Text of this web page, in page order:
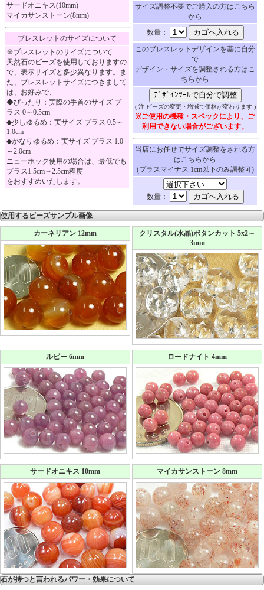
サードオニキス(10mm)
マイカサンストーン(8mm)
ブレスレットのサイズについて
※ブレスレットのサイズについて
天然石のビーズを使用しておりますの
で、表示サイズと多少異なります。ま
た、ブレスレットサイズにつきまして
は、お好みで、
◆ぴったり：実際の手首のサイズ プ
ラス 0～0.5cm
◆少しゆるめ：実サイズ プラス 0.5～
1.0cm
◆かなりゆるめ：実サイズ プラス 1.0
～2.0cm
ニューホック使用の場合は、最低でも
プラス1.5cm～2.5cm程度
をおすすめいたします。
サイズ調整不要でご購入の方はこちら
から
数量：
このブレスレットデザインを基に自分
で
デザイン・サイズを調整される方はこ
ちらから
( 注 ビーズの変更・増減で価格が変わります )
※ご使用の機種・スペックにより、ご
利用できない場合がございます。
当店にお任せでサイズ調整をされる方
はこちらから
(プラスマイナス 1cm以下のみ調整可)
数量：
使用するビーズサンプル画像
カーネリアン 12mm
クリスタル(水晶)ボタンカット 5x2～
3mm
ルビー 6mm ロードナイト 4mm
サードオニキス 10mm マイカサンストーン 8mm
石が持つと言われるパワー・効果について